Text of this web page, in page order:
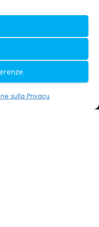
sulla Privacy
®
Registro della
di Lecce